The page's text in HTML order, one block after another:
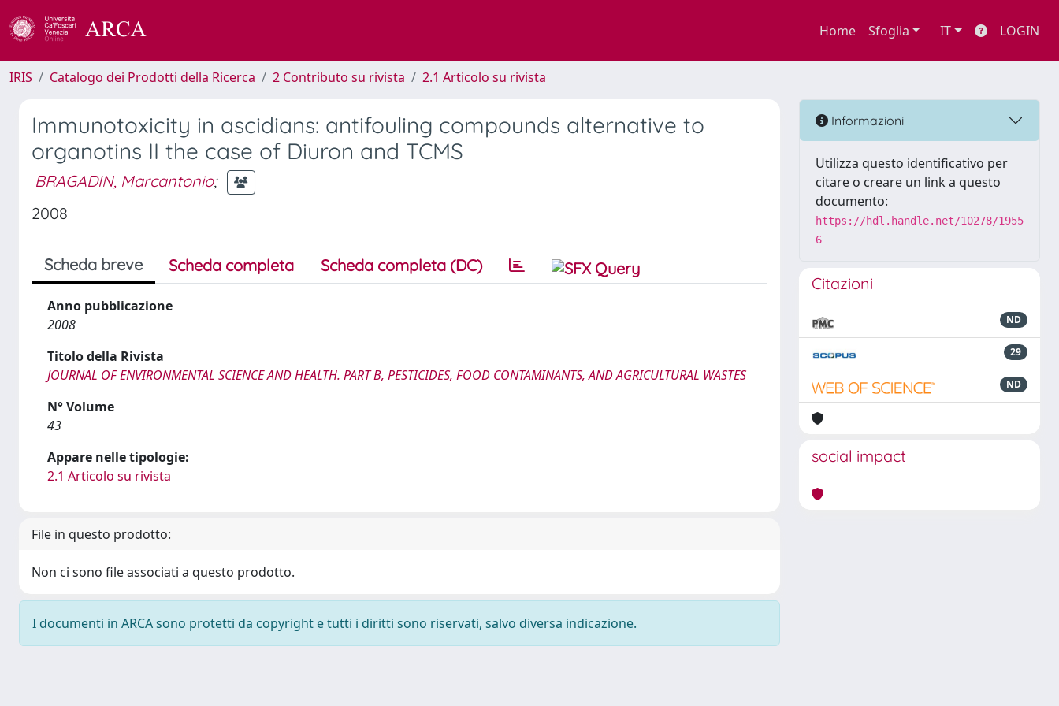
Home Sfoglia IT LOGIN
IRIS Catalogo dei Prodotti della Ricerca 2 Contributo su rivista 2.1 Articolo su rivista
Immunotoxicity in ascidians: antifouling compounds alternative to
organotins II the case of Diuron and TCMS
BRAGADIN, Marcantonio;
2008
Scheda breve Scheda completa Scheda completa (DC)
Anno pubblicazione
2008
Titolo della Rivista
JOURNAL OF ENVIRONMENTAL SCIENCE AND HEALTH. PART B, PESTICIDES, FOOD CONTAMINANTS, AND AGRICULTURAL WASTES
N° Volume
43
Appare nelle tipologie:
2.1 Articolo su rivista
File in questo prodotto:
Non ci sono file associati a questo prodotto.
I documenti in ARCA sono protetti da copyright e tutti i diritti sono riservati, salvo diversa indicazione.
Informazioni
Utilizza questo identificativo per
citare o creare un link a questo
documento:
https://hdl.handle.net/10278/1955
6
Citazioni
ND
29
ND
social impact